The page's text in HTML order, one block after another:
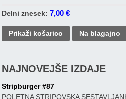
Delni znesek: 7,00€
Prikaži košarico Na blagajno
NAJNOVEJŠE IZDAJE
Stripburger #87
POLETNA STRIPOVSKA